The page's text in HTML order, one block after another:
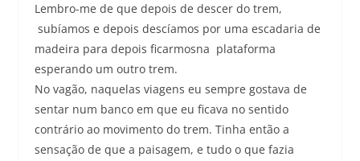
Lembro-me de que depois de descer do trem,
subíamos e depois descíamos por uma escadaria de
madeira para depois ficarmosna plataforma
esperando um outro trem.
No vagão, naquelas viagens eu sempre gostava de
sentar num banco em que eu ficava no sentido
contrário ao movimento do trem. Tinha então a
sensação de que a paisagem, e tudo o que fazia